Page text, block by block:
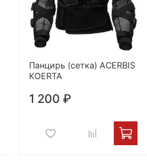
Панцирь (сетка) ACERBIS
KOERTA
1 200 ₽